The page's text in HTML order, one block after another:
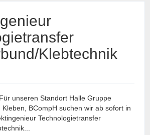
Klebtechnik
unseren Standort Halle Gruppe
Kleben, BCompH suchen wir ab sofort in
Technologietransfer